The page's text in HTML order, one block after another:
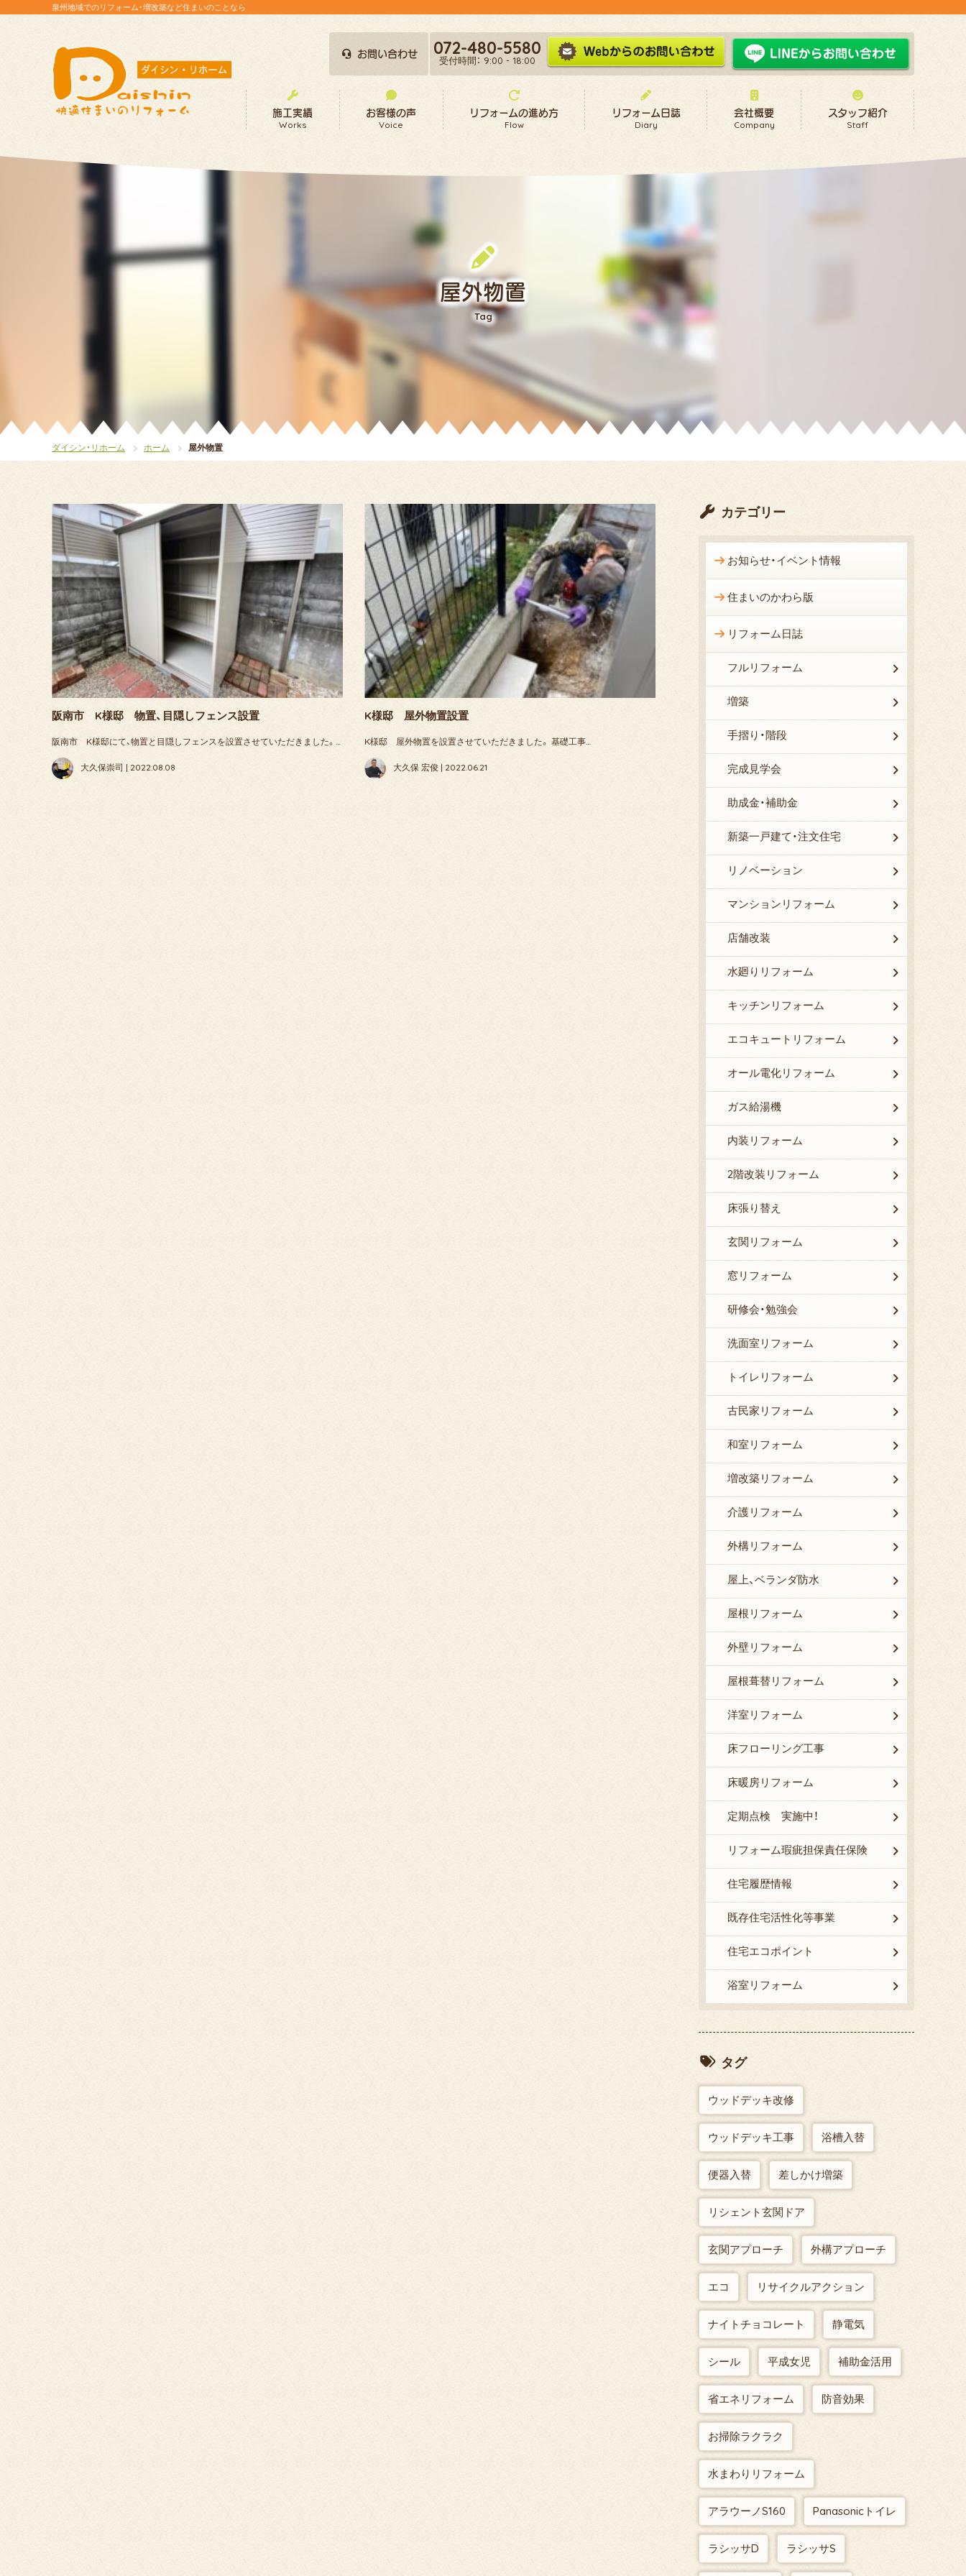
泉州地域でのリフォーム・増改築など住まいのことなら
施工実績
Works
お客様の声
Voice
リフォームの進め方
Flow
リフォーム日誌
Diary
会社概要
Company
スタッフ紹介
Staff
お問い合わせ 072-480-5580
受付時間： 9:00 - 18:00
屋外物置
Tag
ダイシン・リホーム ホーム 屋外物置
阪南市 K様邸 物置、目隠しフェンス設置
阪南市 K様邸にて、物置と目隠しフェンスを設置させていただきました。…
大久保崇司 | 2022.08.08
K様邸 屋外物置設置
K様邸 屋外物置を設置させていただきました。 基礎工事…
大久保 宏俊 | 2022.06.21
カテゴリー
お知らせ・イベント情報
住まいのかわら版
リフォーム日誌
フルリフォーム
増築
手摺り・階段
完成見学会
助成金・補助金
新築一戸建て・注文住宅
リノベーション
マンションリフォーム
店舗改装
水廻りリフォーム
キッチンリフォーム
エコキュートリフォーム
オール電化リフォーム
ガス給湯機
内装リフォーム
2階改装リフォーム
床張り替え
玄関リフォーム
窓リフォーム
研修会・勉強会
洗面室リフォーム
トイレリフォーム
古民家リフォーム
和室リフォーム
増改築リフォーム
介護リフォーム
外構リフォーム
屋上、ベランダ防水
屋根リフォーム
外壁リフォーム
屋根葺替リフォーム
洋室リフォーム
床フローリング工事
床暖房リフォーム
定期点検 実施中！
リフォーム瑕疵担保責任保険
住宅履歴情報
既存住宅活性化等事業
住宅エコポイント
浴室リフォーム
タグ
ウッドデッキ改修
ウッドデッキ工事 浴槽入替
便器入替 差しかけ増築
リシェント玄関ドア
玄関アプローチ 外構アプローチ
エコ リサイクルアクション
ナイトチョコレート 静電気
シール 平成女児 補助金活用
省エネリフォーム 防音効果
お掃除ラクラク
水まわりリフォーム
アラウーノS160 Panasonicトイレ
ラシッサD ラシッサS